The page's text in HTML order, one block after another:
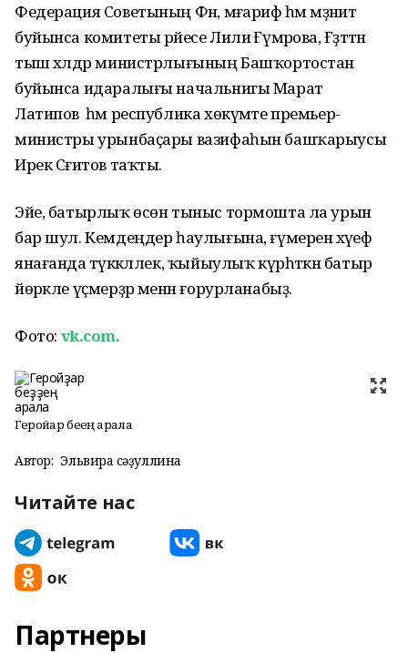
Федерация Советының Фән, мәғариф һәм мәҙәниәт
буйынса комитеты рәйесе Лилиә Ғүмәрова, Ғәҙәттән
тыш хәлдәр министрлығының Башҡортостан
буйынса идаралығы начальнигы Марат
Латипов һәм республика хөкүмәте премьер-
министры урынбаҫары вазифаһын башҡарыусы
Ирек Сәғитов таҡты.
Эйе, батырлыҡ өсөн тыныс тормошта ла урын
бар шул. Кемдеңдер һаулығына, ғүмеренә хәүеф
янағанда тәүәккәллек, ҡыйыулыҡ күрһәткән батыр
йөрәкле үҫмерҙәр менән ғорурланабыҙ.
Фото: vk.com.
Геройҙар беҙҙең арала
Автор: Эльвира Әсәҙуллина
Читайте нас
Партнеры